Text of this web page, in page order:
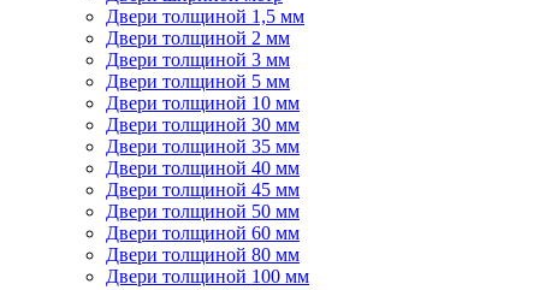
Двери толщиной 1,5 мм
Двери толщиной 2 мм
Двери толщиной 3 мм
Двери толщиной 5 мм
Двери толщиной 10 мм
Двери толщиной 30 мм
Двери толщиной 35 мм
Двери толщиной 40 мм
Двери толщиной 45 мм
Двери толщиной 50 мм
Двери толщиной 60 мм
Двери толщиной 80 мм
Двери толщиной 100 мм